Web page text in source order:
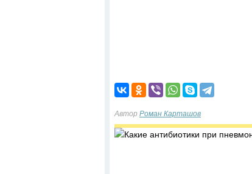
Автор Роман Карташов